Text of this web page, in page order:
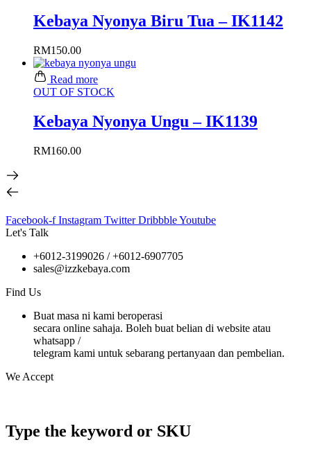
Kebaya Nyonya Biru Tua – IK1142
RM150.00
Read more
OUT OF STOCK
Kebaya Nyonya Ungu – IK1139
RM160.00
Facebook-f Instagram Twitter DribbbleYoutube
Let's Talk
+6012-3199026 / +6012-6907705
sales@izzkebaya.com
Find Us
Buat masa ni kami beroperasi
secara online sahaja. Boleh buat belian di website atau
whatsapp /
telegram kami untuk sebarang pertanyaan dan pembelian.
We Accept
Type the keyword or SKU